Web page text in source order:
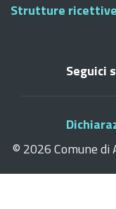
Strutture ricettive
Seguici
© 2026 Comune